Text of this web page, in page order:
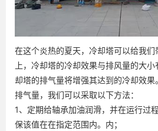
在这个炎热的夏天，冷却塔可以给我
上，冷却塔的冷却效果与排风量的大
却塔的排气量将增强其达到的冷却效
排气量，我们可以采取以下方法：
1、定期给轴承加油润滑，并在运行过
保该值在在指定范围内。内；